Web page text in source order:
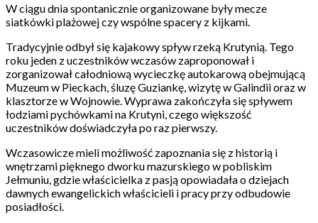
W ciągu dnia spontanicznie organizowane były mecze
siatkówki plażowej czy wspólne spacery z kijkami.
Tradycyjnie odbył się kajakowy spływ rzeką Krutynią. Tego
roku jeden z uczestników wczasów zaproponował i
zorganizował całodniową wycieczkę autokarową obejmującą
Muzeum w Pieckach, śluzę Guziankę, wizytę w Galindii oraz w
klasztorze w Wojnowie. Wyprawa zakończyła się spływem
łodziami pychówkami na Krutyni, czego większość
uczestników doświadczyła po raz pierwszy.
Wczasowicze mieli możliwość zapoznania się z historią i
wnętrzami pięknego dworku mazurskiego w pobliskim
Jełmuniu, gdzie właścicielka z pasją opowiadała o dziejach
dawnych ewangelickich właścicieli i pracy przy odbudowie
posiadłości.